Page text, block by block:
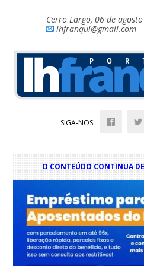
Cerro Largo, 06 de
lhfranqui@gmail.com
SIGA-NOS:
O CONTEÚDO CONTINUA